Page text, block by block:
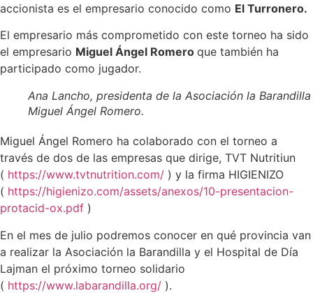
accionista es el empresario conocido como El Turronero.
El empresario más comprometido con este torneo ha sido
el empresario Miguel Ángel Romero que también ha
participado como jugador.
Ana Lancho, presidenta de la Asociación la
Miguel Ángel Romero.
Miguel Ángel Romero ha colaborado con el torneo a
través de dos de las empresas que dirige, TVT Nutritiun
( https://www.tvtnutrition.com/ ) y la firma HIGIENIZO
( https://higienizo.com/assets/anexos/10-presentacion-
protacid-ox.pdf )
En el mes de julio podremos conocer en qué provincia van
a realizar la Asociación la Barandilla y el Hospital de Día
Lajman el próximo torneo solidario
( https://www.labarandilla.org/ ).